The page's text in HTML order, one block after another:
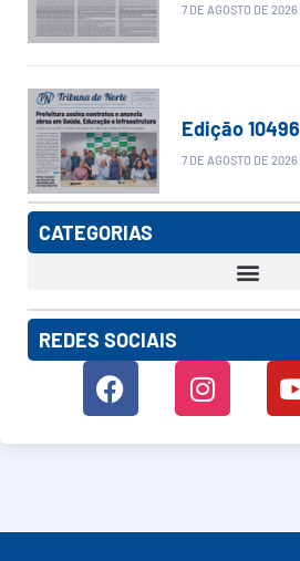
7 DE AGOSTO DE 2026
Edição 10496
7 DE AGOSTO DE 2026
CATEGORIAS
REDES SOCIAIS